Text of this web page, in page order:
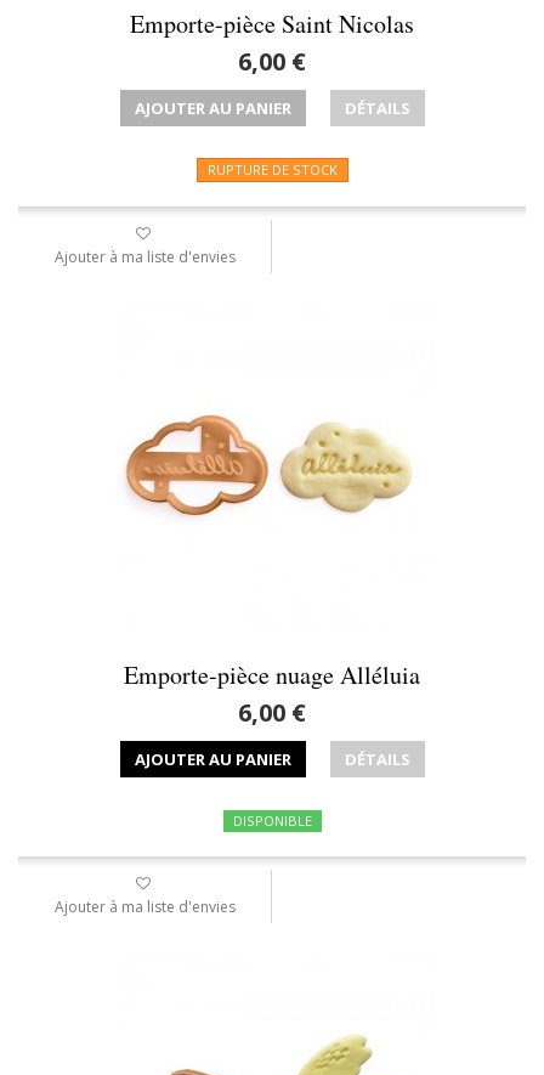
Emporte-pièce Saint Nicolas
6,00 €
AJOUTER AU PANIER DÉTAILS
RUPTURE DE STOCK
Ajouter à ma liste d'envies
Emporte-pièce nuage Alléluia
6,00 €
AJOUTER AU PANIER DÉTAILS
DISPONIBLE
Ajouter à ma liste d'envies